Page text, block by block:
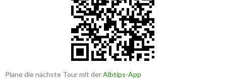
Plane die nächste Tour mit derAlbtips-App